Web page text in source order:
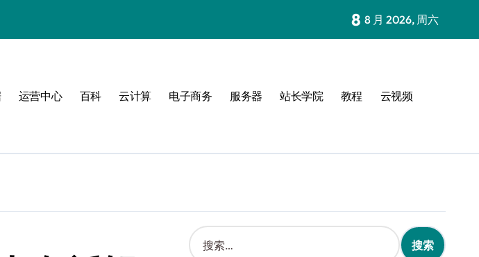
8 8 月 2026, 周六
运营中心 百科 云计算 电子商务 服务器 站长学院 教程 云视频
搜
索